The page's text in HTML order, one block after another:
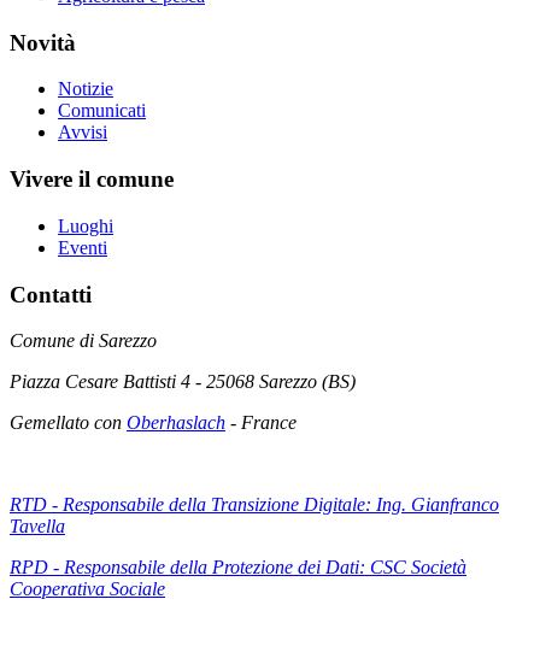
Novità
Notizie
Comunicati
Avvisi
Vivere il comune
Luoghi
Eventi
Contatti
Comune di Sarezzo
Piazza Cesare Battisti 4 - 25068 Sarezzo (BS)
Gemellato con Oberhaslach - France
RTD - Responsabile della Transizione Digitale: Ing. Gianfranco
Tavella
RPD - Responsabile della Protezione dei Dati: CSC Società
Cooperativa Sociale